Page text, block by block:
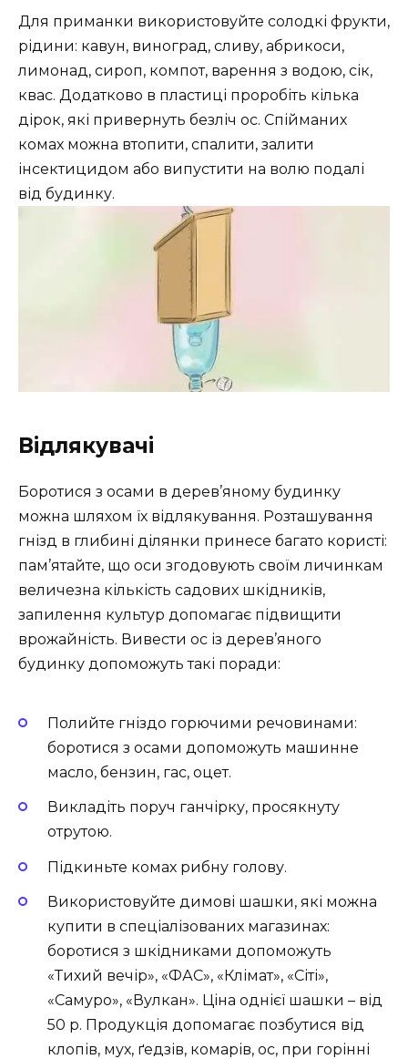
Для приманки використовуйте солодкі фрукти,
рідини: кавун, виноград, сливу, абрикоси,
лимонад, сироп, компот, варення з водою, сік,
квас. Додатково в пластиці проробіть кілька
дірок, які привернуть безліч ос. Спійманих
комах можна втопити, спалити, залити
інсектицидом або випустити на волю подалі
від будинку.
Відлякувачі
Боротися з осами в дерев’яному будинку
можна шляхом їх відлякування. Розташування
гнізд в глибині ділянки принесе багато користі:
пам’ятайте, що оси згодовують своїм личинкам
величезна кількість садових шкідників,
запилення культур допомагає підвищити
врожайність. Вивести ос із дерев’яного
будинку допоможуть такі поради:
Полийте гніздо горючими речовинами:
боротися з осами допоможуть машинне
масло, бензин, гас, оцет.
Викладіть поруч ганчірку, просякнуту
отрутою.
Підкиньте комах рибну голову.
Використовуйте димові шашки, які можна
купити в спеціалізованих магазинах:
боротися з шкідниками допоможуть
«Тихий вечір», «ФАС», «Клімат», «Сіті»,
«Самуро», «Вулкан». Ціна однієї шашки – від
50 р. Продукція допомагає позбутися від
клопів, мух, ґедзів, комарів, ос, при горінні